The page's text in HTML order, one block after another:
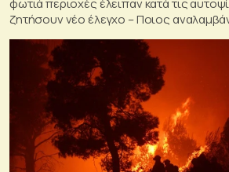
φωτιά περιοχές έλειπαν κατά τις
ζητήσουν νέο έλεγχο – Ποιος